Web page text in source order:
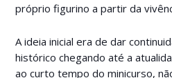
próprio figurino a partir da
A ideia inicial era de dar
histórico chegando até a
ao curto tempo do minicurso,